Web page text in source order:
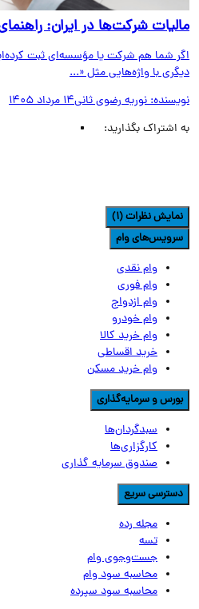
شرکت‌ها در ایران: راهنمای
شما هم شرکت یا مؤسسه‌ای ثبت کرده‌اید،
با واژه‌هایی مثل «...
نوریه رضوی ثانی14 مرداد 1405
اشتراک بگذارید:
نظرات (1)
وام
وام نقدی
وام فوری
وام ازدواج
وام خودرو
وام خرید کالا
خرید اقساطی
وام خرید مسکن
و سرمایه‌گذاری
سبدگردان‌ها
کارگزاری‌ها
صندوق سرمایه گذاری
سریع
مجله رده
تسه
جست‌وجوی وام
محاسبه سود وام
محاسبه سود سپرده